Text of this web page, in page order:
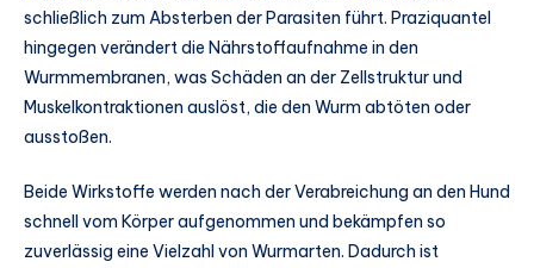
schließlich zum Absterben der Parasiten führt. Praziquantel
hingegen verändert die Nährstoffaufnahme in den
Wurmmembranen, was Schäden an der Zellstruktur und
Muskelkontraktionen auslöst, die den Wurm abtöten oder
ausstoßen.
Beide Wirkstoffe werden nach der Verabreichung an den Hund
schnell vom Körper aufgenommen und bekämpfen so
zuverlässig eine Vielzahl von Wurmarten. Dadurch ist